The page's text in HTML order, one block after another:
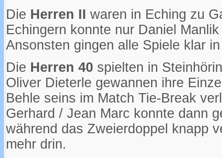
Die Herren II waren in Eching zu
Echingern konnte nur Daniel
Ansonsten gingen alle Spiele klar
Die Herren 40 spielten in
Oliver Dieterle gewannen ihre
Behle seins im Match Tie-Break
Gerhard / Jean Marc konnte dann
während das Zweierdoppel knapp
mehr drin.